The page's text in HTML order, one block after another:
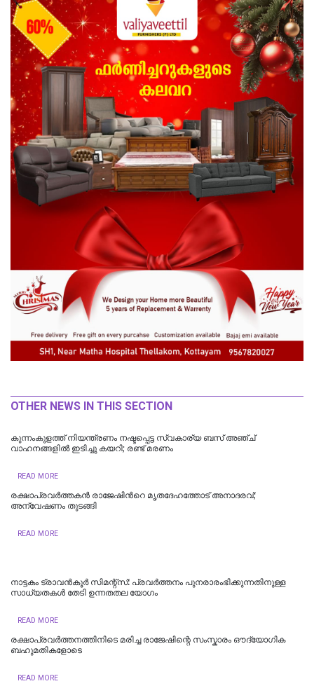
OTHER NEWS IN THIS SECTION
കുന്നംകുളത്ത് നിയന്ത്രണം നഷ്ടപ്പെട്ട സ്വകാര്യ ബസ് അഞ്ച്
വാഹനങ്ങളിൽ ഇടിച്ചു കയറി; രണ്ട് മരണം
READ MORE
രക്ഷാപ്രവർത്തകൻ രാജേഷിന്‍റെ മൃതദേഹത്തോട് അനാദരവ്;
അന്വേഷണം തുടങ്ങി
READ MORE
നാട്ടകം ട്രാവൻകൂർ സിമന്റ്സ്: പ്രവർത്തനം പുനരാരംഭിക്കുന്നതിനുള്ള
സാധ്യതകൾ തേടി ഉന്നതതല യോഗം
READ MORE
രക്ഷാപ്രവർത്തനത്തിനിടെ മരിച്ച രാജേഷിന്റെ സംസ്കാരം ഔദ്യോ​ഗിക
ബഹുമതികളോടെ
READ MORE